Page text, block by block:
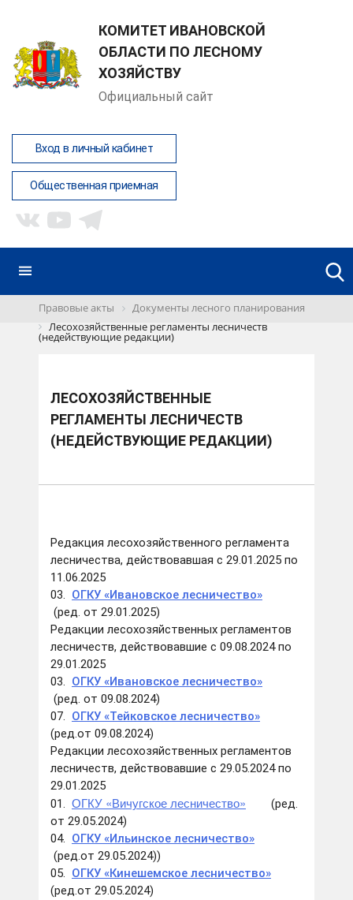
КОМИТЕТ ИВАНОВСКОЙ
ОБЛАСТИ ПО ЛЕСНОМУ
ХОЗЯЙСТВУ
Официальный сайт
Вход в личный кабинет
Общественная приемная
Правовые акты
Документы лесного планирования
Лесохозяйственные регламенты лесничеств
(недействующие редакции)
ЛЕСОХОЗЯЙСТВЕННЫЕ
РЕГЛАМЕНТЫ ЛЕСНИЧЕСТВ
(НЕДЕЙСТВУЮЩИЕ РЕДАКЦИИ)
Редакция лесохозяйственного регламента
лесничества, действовавшая с 29.01.2025 по
11.06.2025
03. ОГКУ «Ивановское лесничество»
(ред. от 29.01.2025)
Редакции лесохозяйственных регламентов
лесничеств, действовавшие с 09.08.2024 по
29.01.2025
03. ОГКУ «Ивановское лесничество»
(ред. от 09.08.2024)
07. ОГКУ «Тейковское лесничество»
(ред.от 09.08.2024)
Редакции лесохозяйственных регламентов
лесничеств, действовавшие с 29.05.2024 по
29.01.2025
01. ОГКУ «Вичугское лесничество» (ред.
от 29.05.2024)
04. ОГКУ «Ильинское лесничество»
(ред.от 29.05.2024))
05. ОГКУ «Кинешемское лесничество»
(ред.от 29.05.2024)